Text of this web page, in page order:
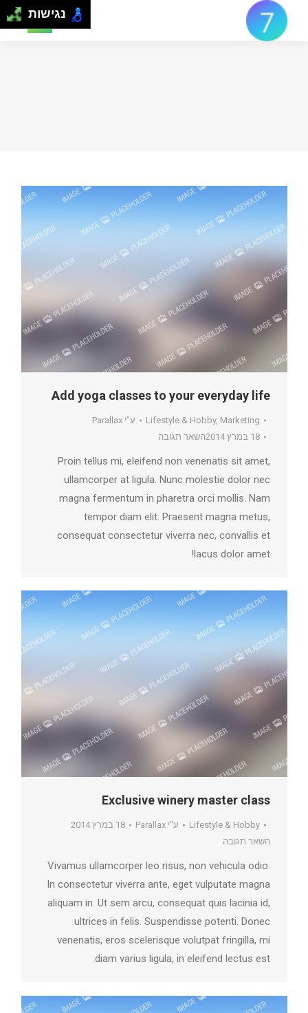
Search:
Add yoga classes to your everyday life
Lifestyle & Hobby, Marketing ע"י Parallax
18 במרץ 2014
השאר תגובה
Proin tellus mi, eleifend non venenatis sit amet,
ullamcorper at ligula. Nunc molestie dolor nec
magna fermentum in pharetra orci mollis. Nam
tempor diam elit. Praesent magna metus,
consequat consectetur viverra nec, convallis et
lacus dolor amet!
Exclusive winery master class
Lifestyle & Hobby ע"י Parallax
18 במרץ 2014
השאר תגובה
Vivamus ullamcorper leo risus, non vehicula odio.
In consectetur viverra ante, eget vulputate magna
aliquam in. Ut sem arcu, consequat quis lacinia id,
ultrices in felis. Suspendisse potenti. Donec
venenatis, eros scelerisque volutpat fringilla, mi
diam varius ligula, in eleifend lectus est.
נגישות